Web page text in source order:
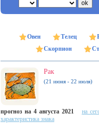
Овен Телец
Скорпион
Рак
(21 июня - 22 июля)
прогноз на 4 августа 2021
на
характеристика знака